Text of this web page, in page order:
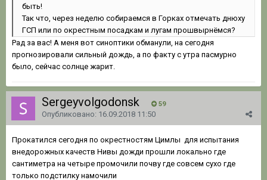
быть!
Так что, через неделю собираемся в Горках отмечать днюху
ГСП или по окрестным посадкам и лугам прошвырнёмся?
Рад за вас! А меня вот синоптики обманули, на сегодня
прогнозировали сильный дождь, а по факту с утра пасмурно
было, сейчас солнце жарит.
Sergeyvolgodonsk 59
Опубликовано: 16.09.2018 11:50
Прокатился сегодня по окрестностям Цимлы для испытания
внедорожных качеств Нивы дожди прошли локально где
сантиметра на четыре промочили почву где совсем сухо где
только подстилку намочили